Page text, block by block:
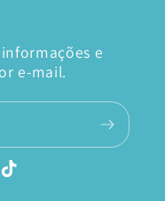
e
e-mail.
TikTok